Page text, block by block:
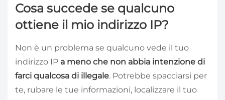
Cosa succede se qualcuno
ottiene il mio indirizzo IP?
Non è un problema se qualcuno vede il tuo
indirizzo IP a meno che non abbia intenzione di
farci qualcosa di illegale. Potrebbe spacciarsi per
te, rubare le tue informazioni, localizzare il tuo